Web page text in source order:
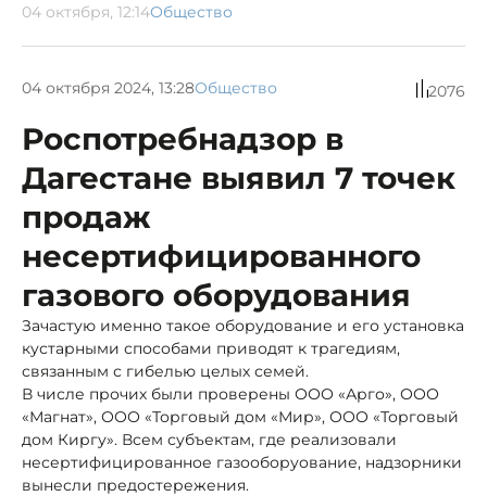
04 октября, 12:14Общество
04 октября 2024, 13:28Общество 2076
Роспотребнадзор в
Дагестане выявил 7 точек
продаж
несертифицированного
газового оборудования
Зачастую именно такое оборудование и его установка
кустарными способами приводят к трагедиям,
связанным с гибелью целых семей.
В числе прочих были проверены ООО «Арго», ООО
«Магнат», ООО «Торговый дом «Мир», ООО «Торговый
дом Киргу». Всем субъектам, где реализовали
несертифицированное газооборуование, надзорники
вынесли предостережения.